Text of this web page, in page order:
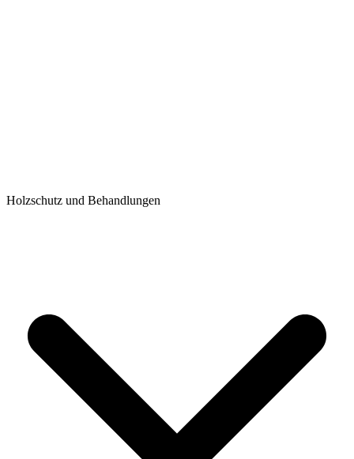
Holzschutz und Behandlungen